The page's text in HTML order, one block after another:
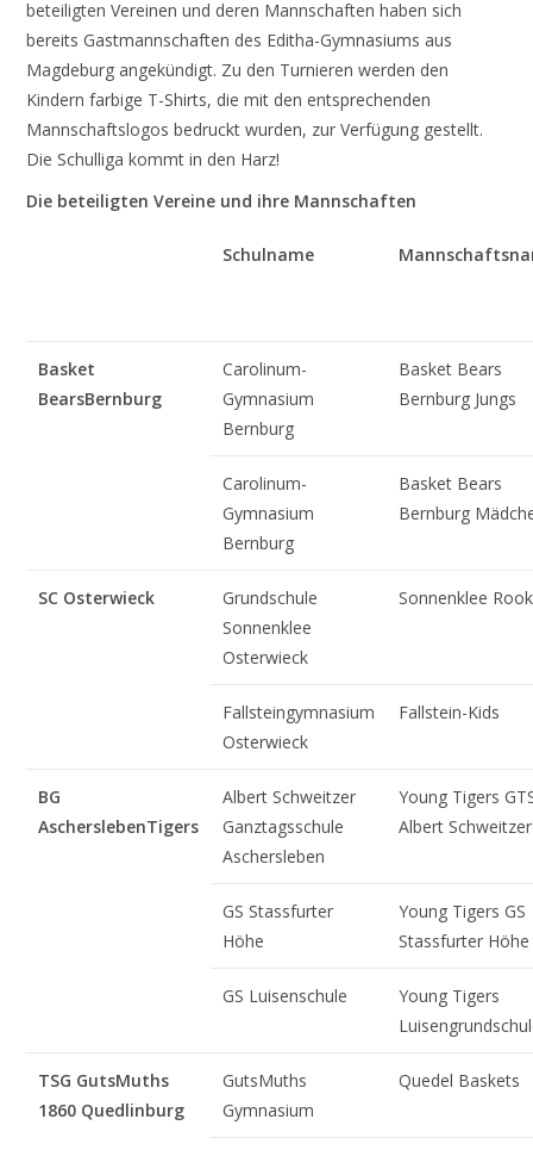
beteiligten Vereinen und deren Mannschaften haben sich
bereits Gastmannschaften des Editha-Gymnasiums aus
Magdeburg angekündigt. Zu den Turnieren werden den
Kindern farbige T-Shirts, die mit den entsprechenden
Mannschaftslogos bedruckt wurden, zur Verfügung gestellt.
Die Schulliga kommt in den Harz!
Die beteiligten Vereine und ihre Mannschaften
Schulname
Basket
BearsBernburg
Carolinum-
Gymnasium
Bernburg
Basket Bears
Bernburg Jungs
Carolinum-
Gymnasium
Bernburg
Basket Bears
Bernburg
SC Osterwieck
Grundschule
Sonnenklee
Osterwieck
Sonnenklee
Fallsteingymnasium
Osterwieck
Fallstein-Kids
BG
AscherslebenTigers
Albert Schweitzer
Ganztagsschule
Aschersleben
Young Tigers
Albert Schweitzer
GS Stassfurter
Höhe
Young Tigers GS
Stassfurter Höhe
GS Luisenschule
Young Tigers
TSG GutsMuths
1860 Quedlinburg
GutsMuths
Gymnasium
Quedel Baskets